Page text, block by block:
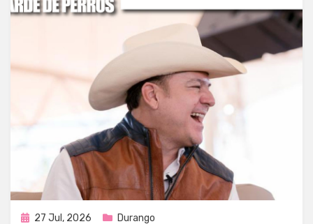
Publicada
27 Jul, 2026 Durango